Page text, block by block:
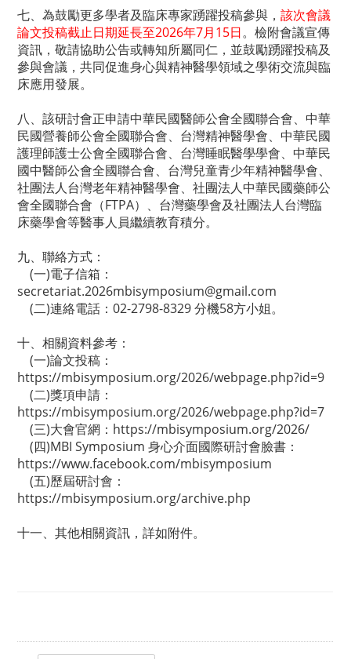
七、為鼓勵更多學者及臨床專家踴躍投稿參與， 該次會議
論文投稿截止日期延長至2026年7月15日。檢附會議宣傳
資訊，敬請協助公告或轉知所屬同仁，並鼓勵踴躍投稿及
參與會議，共同促進身心與精神醫學領域之學術交流與臨
床應用發展。
八、該研討會正申請中華民國醫師公會全國聯合會、中華
民國營養師公會全國聯合會、台灣精神醫學會、中華民國
護理師護士公會全國聯合會、台灣睡眠醫學學會、中華民
國中醫師公會全國聯合會、台灣兒童青少年精神醫學會、
社團法人台灣老年精神醫學會、社團法人中華民國藥師公
會全國聯合會（FTPA）、台灣藥學會及社團法人台灣臨
床藥學會等醫事人員繼續教育積分。
九、聯絡方式：
(一)電子信箱：
secretariat.2026mbisymposium@gmail.com
(二)連絡電話：02-2798-8329 分機58方小姐。
十、相關資料參考：
(一)論文投稿：
https://mbisymposium.org/2026/webpage.php?id=9
(二)獎項申請：
https://mbisymposium.org/2026/webpage.php?id=7
(三)大會官網： https://mbisymposium.org/2026/
(四)MBI Symposium 身心介面國際研討會臉書：
https://www.facebook.com/mbisymposium
(五)歷屆研討會：
https://mbisymposium.org/archive.php
十一、其他相關資訊，詳如附件。